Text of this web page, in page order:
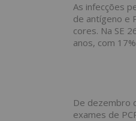
As infecções
de antígeno e
cores. Na SE
anos, com
De dezembro
exames de